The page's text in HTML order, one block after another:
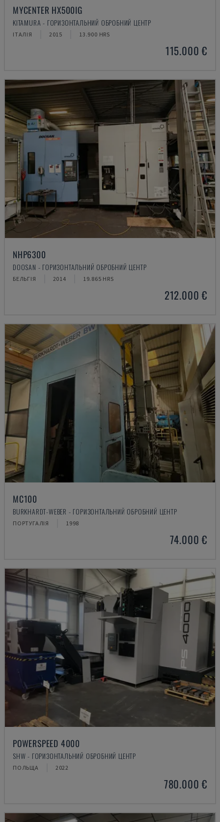
MYCENTER HX500IG
KITAMURA - ГОРИЗОНТАЛЬНИЙ ОБРОБНИЙ ЦЕНТР
ІТАЛІЯ 2015 13.900 HRS
115.000 €
NHP6300
DOOSAN - ГОРИЗОНТАЛЬНИЙ ОБРОБНИЙ ЦЕНТР
БЕЛЬГІЯ 2014 19.865 HRS
212.000 €
MC100
BURKHARDT-WEBER - ГОРИЗОНТАЛЬНИЙ ОБРОБНИЙ ЦЕНТР
ПОРТУГАЛІЯ 1998
74.000 €
POWERSPEED 4000
SHW - ГОРИЗОНТАЛЬНИЙ ОБРОБНИЙ ЦЕНТР
ПОЛЬЩА 2022
780.000 €